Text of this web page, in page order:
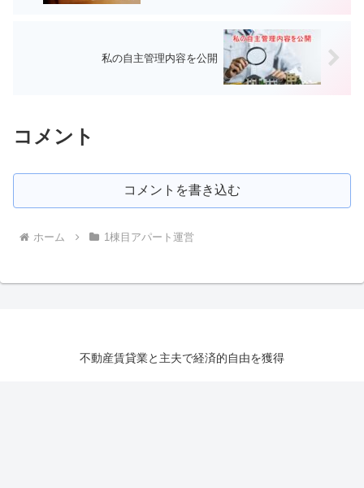
私の自主管理内容を公開
コメント
コメントを書き込む
ホーム 1棟目アパート運営
不動産賃貸業と主夫で経済的自由を獲得